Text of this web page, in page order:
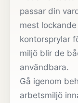
passar din
mest
kontorsprylar
miljö blir de
användbara.
Gå igenom
arbetsmiljö